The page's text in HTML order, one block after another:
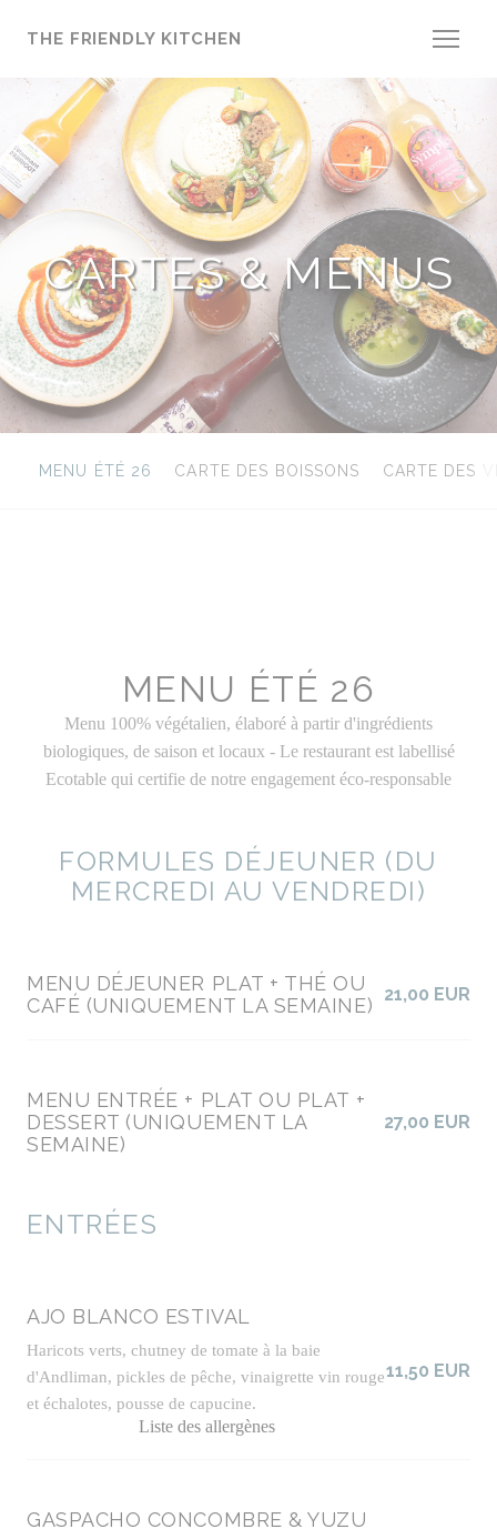
THE FRIENDLY KITCHEN
CARTES & MENUS
MENU ÉTÉ 26 CARTE DES BOISSONS CARTE DES
MENU ÉTÉ 26
Menu 100% végétalien, élaboré à partir d'ingrédients
biologiques, de saison et locaux - Le restaurant est labellisé
Ecotable qui certifie de notre engagement éco-responsable
FORMULES DÉJEUNER (DU
MERCREDI AU VENDREDI)
MENU DÉJEUNER PLAT + THÉ OU
CAFÉ (UNIQUEMENT LA SEMAINE)
21,00 EUR
MENU ENTRÉE + PLAT OU PLAT +
DESSERT (UNIQUEMENT LA
SEMAINE)
27,00 EUR
ENTRÉES
AJO BLANCO ESTIVAL
Haricots verts, chutney de tomate à la baie
d'Andliman, pickles de pêche, vinaigrette vin rouge
et échalotes, pousse de capucine.
Liste des allergènes
11,50 EUR
GASPACHO CONCOMBRE & YUZU